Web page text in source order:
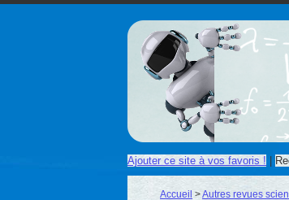
Ajouter ce site à vos favoris ! |
Accueil >Autres revues